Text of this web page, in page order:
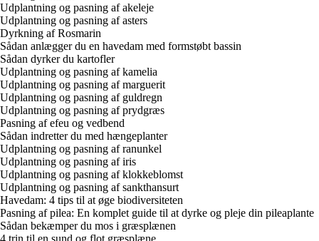
Udplantning og pasning af akeleje
Udplantning og pasning af asters
Dyrkning af Rosmarin
Sådan anlægger du en havedam med formstøbt bassin
Sådan dyrker du kartofler
Udplantning og pasning af kamelia
Udplantning og pasning af marguerit
Udplantning og pasning af guldregn
Udplantning og pasning af prydgræs
Pasning af efeu og vedbend
Sådan indretter du med hængeplanter
Udplantning og pasning af ranunkel
Udplantning og pasning af iris
Udplantning og pasning af klokkeblomst
Udplantning og pasning af sankthansurt
Havedam: 4 tips til at øge biodiversiteten
Pasning af pilea: En komplet guide til at dyrke og pleje din pileaplante
Sådan bekæmper du mos i græsplænen
4 trin til en sund og flot græsplæne